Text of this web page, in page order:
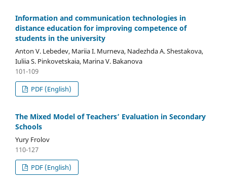
Information and communication technologies in
distance education for improving competence of
students in the university
Anton V. Lebedev, Mariia I. Murneva, Nadezhda A. Shestakova,
Iuliia S. Pinkovetskaia, Marina V. Bakanova
101-109
PDF (English)
The Mixed Model of Teachers’ Evaluation in Secondary
Schools
Yury Frolov
110-127
PDF (English)